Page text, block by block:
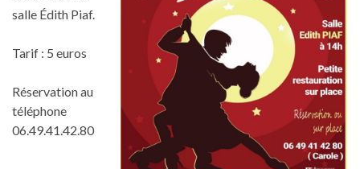
salle Édith Piaf.
Tarif : 5 euros
Réservation au
téléphone
06.49.41.42.80